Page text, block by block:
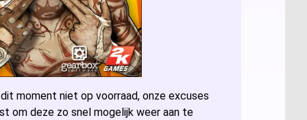
2024
2024
2021 Professional
Alle licenties
moment niet op voorraad, onze excuses
om deze zo snel mogelijk weer aan te